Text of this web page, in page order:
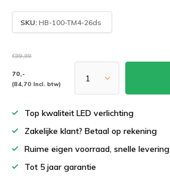
SKU: HB-100-TM4-26ds
€99,99
70,-
(84,70 Incl. btw)
Top kwaliteit LED verlichting
Zakelijke klant? Betaal op rekening
Ruime eigen voorraad, snelle levering
Tot 5 jaar garantie